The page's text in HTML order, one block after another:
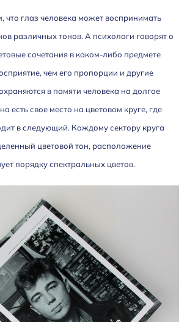
что глаз человека может воспринимать
различных тонов. А психологи говорят о
сочетания в каком-либо предмете
чем его пропорции и другие
в памяти человека на долгое
есть свое место на цветовом круге, где
в следующий. Каждому сектору круга
цветовой тон, расположение
порядку спектральных цветов.